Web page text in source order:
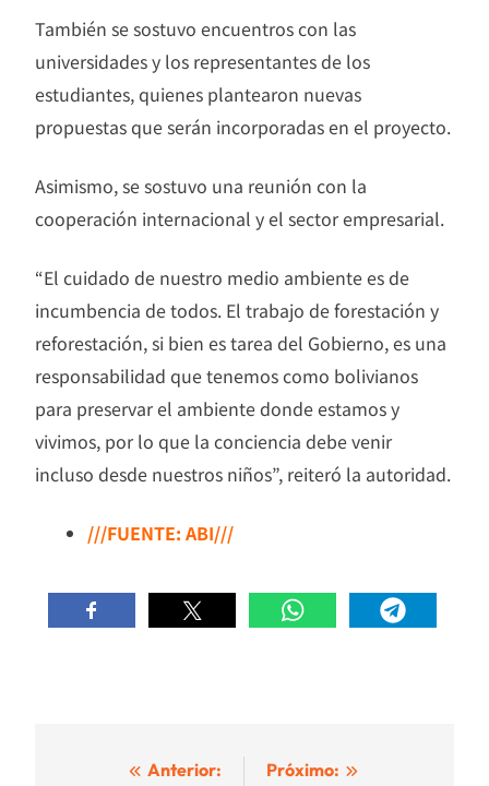
También se sostuvo encuentros con las
universidades y los representantes de los
estudiantes, quienes plantearon nuevas
propuestas que serán incorporadas en el proyecto.
Asimismo, se sostuvo una reunión con la
cooperación internacional y el sector empresarial.
“El cuidado de nuestro medio ambiente es de
incumbencia de todos. El trabajo de forestación y
reforestación, si bien es tarea del Gobierno, es una
responsabilidad que tenemos como bolivianos
para preservar el ambiente donde estamos y
vivimos, por lo que la conciencia debe venir
incluso desde nuestros niños”, reiteró la autoridad.
///FUENTE: ABI///
Navegación
Anterior: Próximo: